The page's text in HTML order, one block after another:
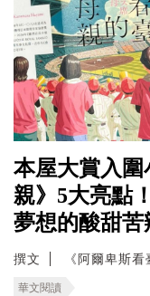
本屋大賞入
親》5大亮點
夢想的酸甜
撰文 《阿爾卑斯
華文閱讀